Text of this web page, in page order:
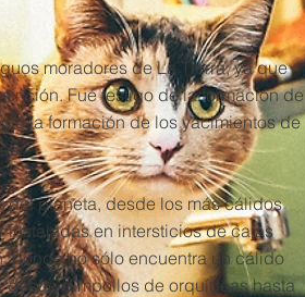
moradores de La Tierra, ya que
Fué testigo de la formación de
la formación de los yacimientos de
del planeta, desde los más cálidos
instaladas en intersticios de cajas
donde no sólo encuentra un cálido
desde pimpollos de orquídeas hasta